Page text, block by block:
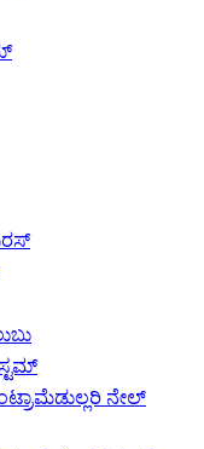
ನೇಲ್